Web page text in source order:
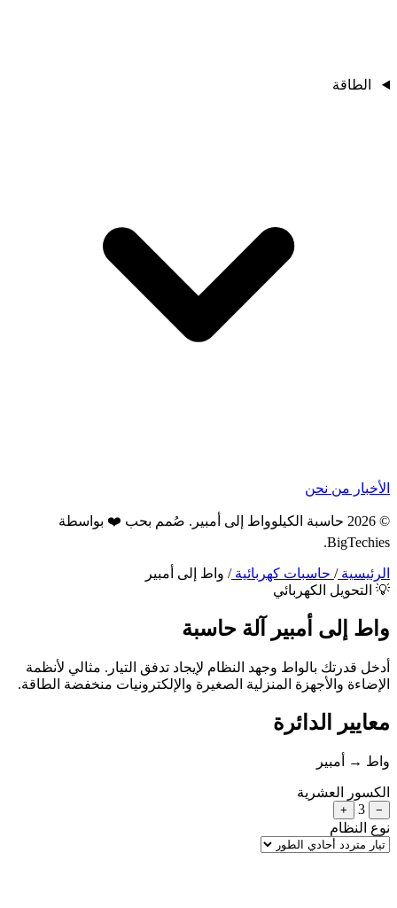
الطاقة
الأخبار من نحن
© 2026 حاسبة الكيلوواط إلى أمبير. صُمم بحب ❤️ بواسطة
BigTechies
.
الرئيسية/ حاسبات كهربائية/ واط إلى أمبير
💡 التحويل الكهربائي
واط إلى أمبير آلة حاسبة
أدخل قدرتك بالواط وجهد النظام لإيجاد تدفق التيار. مثالي لأنظمة
الإضاءة والأجهزة المنزلية الصغيرة والإلكترونيات منخفضة الطاقة.
معايير الدائرة
واط → أمبير
الكسور العشرية
−
3
+
نوع النظام